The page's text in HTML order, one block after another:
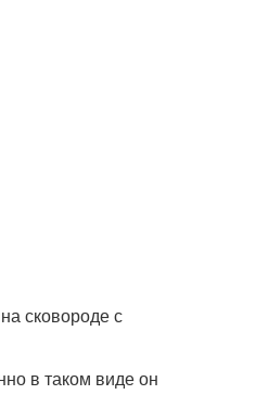
сковороде с
в таком виде он